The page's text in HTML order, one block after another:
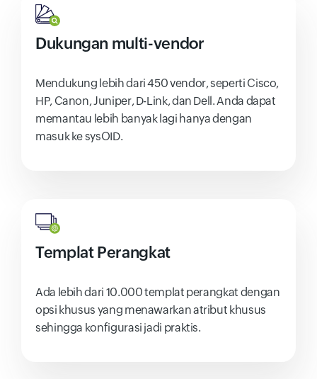
Dukungan multi-vendor
Mendukung lebih dari 450 vendor, seperti Cisco,
HP, Canon, Juniper, D-Link, dan Dell. Anda dapat
memantau lebih banyak lagi hanya dengan
masuk ke sysOID.
Templat Perangkat
Ada lebih dari 10.000 templat perangkat dengan
opsi khusus yang menawarkan atribut khusus
sehingga konfigurasi jadi praktis.